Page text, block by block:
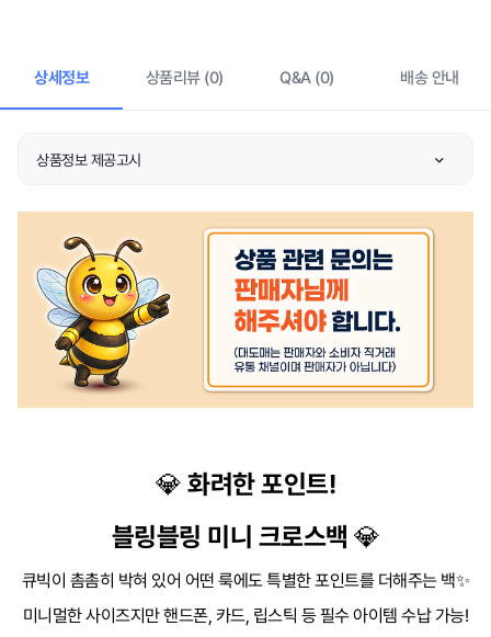
상세정보 상품리뷰 (0) Q&A (0) 배송 안내
상품정보 제공고시
종류 상품 상세설명 참조
소재 상품 상세설명 참조
색상 상품 상세설명 참조
크기
제조자/수입자 상품 상세설명 참조
상품 상세설명 참조
상품 상세설명 참조
💎 화려한 포인트!
블링블링 미니 크로스백 💎
큐빅이 촘촘히 박혀 있어 어떤 룩에도 특별한 포인트를 더해주는 백✨
미니멀한 사이즈지만 핸드폰, 카드, 립스틱 등 필수 아이템 수납 가능!